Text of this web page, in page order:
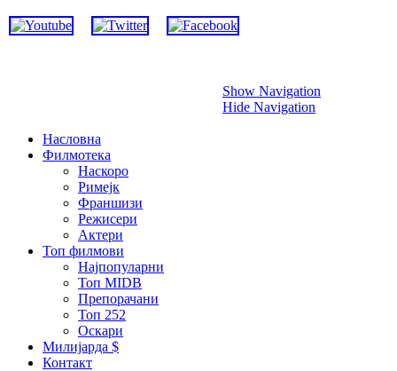
Show Navigation
Hide Navigation
Насловна
Филмотека
Наскоро
Римејк
Франшизи
Режисери
Актери
Топ филмови
Најпопуларни
Топ MIDB
Препорачани
Топ 252
Оскари
Милијарда $
Контакт